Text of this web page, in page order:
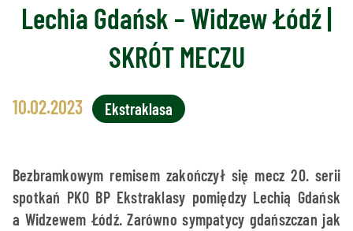
Lechia Gdańsk – Widzew Łódź |
SKRÓT MECZU
10.02.2023 Ekstraklasa
Bezbramkowym remisem zakończył się mecz 20. serii
spotkań PKO BP Ekstraklasy pomiędzy Lechią Gdańsk
a Widzewem Łódź. Zarówno sympatycy gdańszczan jak